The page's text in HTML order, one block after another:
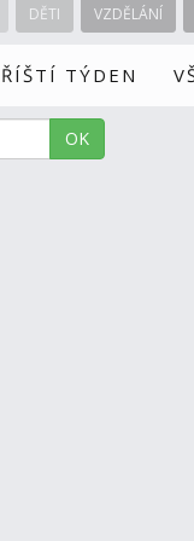
DĚTI VZDĚLÁNÍ
TÝDEN
OK